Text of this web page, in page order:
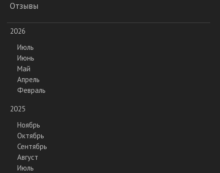
Отзывы
2026
Июль
Июнь
Май
Апрель
Февраль
2025
Ноябрь
Октябрь
Сентябрь
Август
Июль